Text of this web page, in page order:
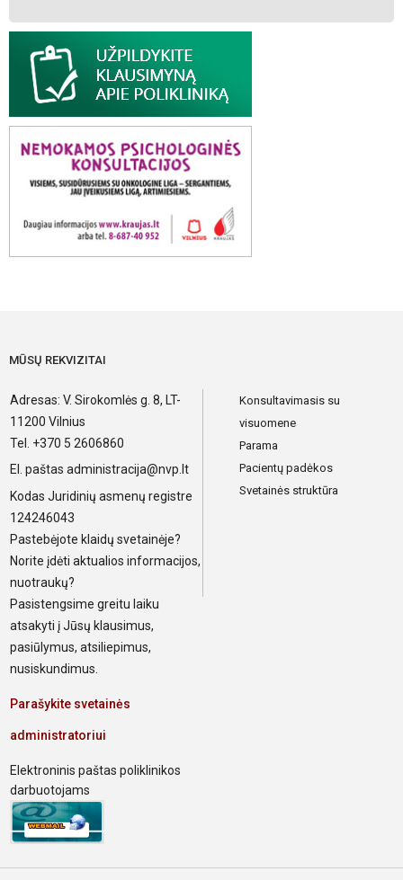
MŪSŲ REKVIZITAI
Adresas: V. Sirokomlės g. 8, LT-
11200 Vilnius
Tel. +370 5 2606860
El. paštas administracija@nvp.lt
Kodas Juridinių asmenų registre
124246043
Pastebėjote klaidų svetainėje?
Norite įdėti aktualios informacijos,
nuotraukų?
Pasistengsime greitu laiku
atsakyti į Jūsų klausimus,
pasiūlymus, atsiliepimus,
nusiskundimus.
Parašykite svetainės
administratoriui
Elektroninis paštas poliklinikos
darbuotojams
Konsultavimasis su
visuomene
Parama
Pacientų padėkos
Svetainės struktūra